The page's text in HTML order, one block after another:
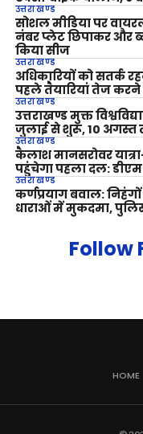
उत्तराखण्ड
सोशल मीडिया पर
नंबर प्लेट छिपाकर और
किया सीज
उत्तराखण्ड
अधिकारियों को सतर्क
पहले तैयारियां तेज करने
उत्तराखण्ड
उत्तराखण्ड मुक्त
जुलाई से शुरू, 10
उत्तराखण्ड
कैलाश मानसरोवर
पहुंचेगा पहला दल: डीएम
उत्तराखण्ड
कर्णप्रयाग बवाल:
धाराओं में मुकदमा,
Follow
HOME